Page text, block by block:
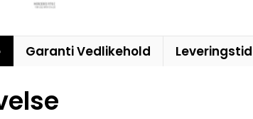
Garanti Vedlikehold Leveringstid